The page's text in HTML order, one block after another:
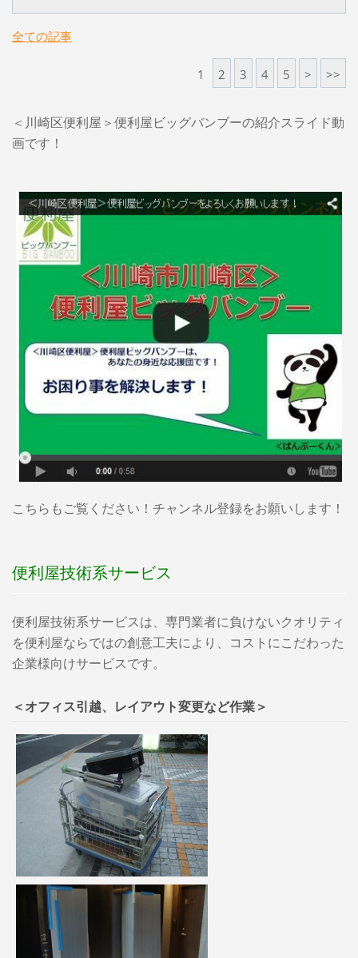
全ての記事
1 2 3 4 5 > >>
＜川崎区便利屋＞便利屋ビッグバンブーの紹介スライド動
画です！
こちらもご覧ください！チャンネル登録をお願いします！
便利屋技術系サービス
便利屋技術系サービスは、専門業者に負けないクオリティ
を便利屋ならではの創意工夫により、コストにこだわった
企業様向けサービスです。
＜オフィス引越、レイアウト変更など作業＞